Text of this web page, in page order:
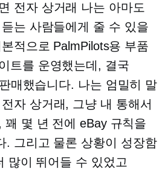
전자 상거래 나는 아마도
는 사람들에게 줄 수 있을
적으로 PalmPilots용 부품
트를 운영했는데, 결국
매했습니다. 나는 엄밀히 말
전자 상거래, 그냥 내 통해서
꽤 몇 년 전에 eBay 규칙을
. 그리고 물론 상황이 성장함
많이 뛰어들 수 있었고